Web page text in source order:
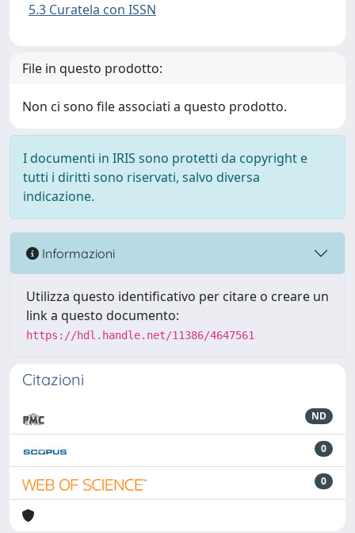
5.3 Curatela con ISSN
File in questo prodotto:
Non ci sono file associati a questo prodotto.
I documenti in IRIS sono protetti da copyright e
tutti i diritti sono riservati, salvo diversa
indicazione.
Informazioni
Utilizza questo identificativo per citare o creare un
link a questo documento:
https://hdl.handle.net/11386/4647561
Citazioni
ND
0
0